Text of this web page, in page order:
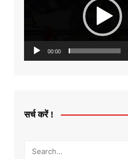
00:00
सर्च करें !